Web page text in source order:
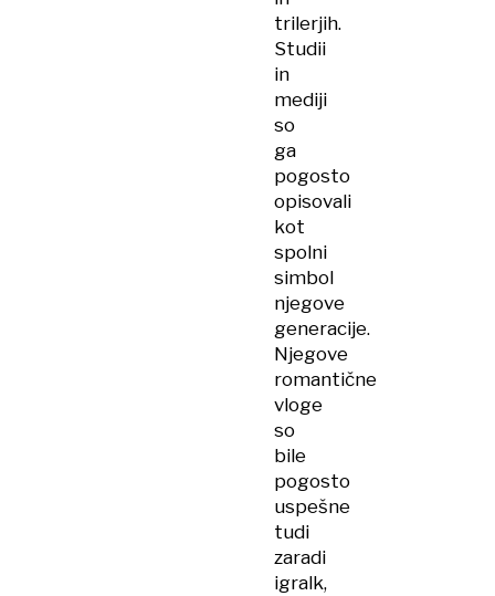
trilerjih.
Studii
in
mediji
so
ga
pogosto
opisovali
kot
spolni
simbol
njegove
generacije.
Njegove
romantične
vloge
so
bile
pogosto
uspešne
tudi
zaradi
igralk,